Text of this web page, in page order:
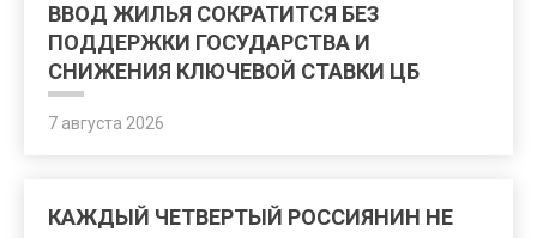
ВВОД ЖИЛЬЯ СОКРАТИТСЯ БЕЗ
ПОДДЕРЖКИ ГОСУДАРСТВА И
СНИЖЕНИЯ КЛЮЧЕВОЙ СТАВКИ ЦБ
7 августа 2026
КАЖДЫЙ ЧЕТВЕРТЫЙ РОССИЯНИН НЕ